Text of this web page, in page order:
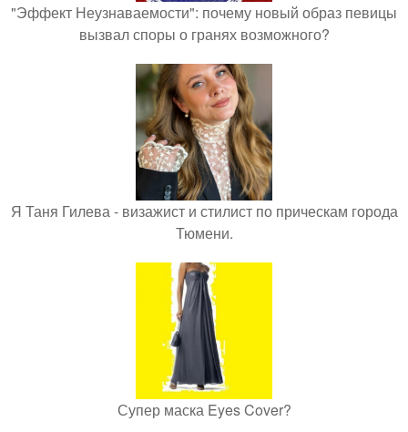
"Эффект Неузнаваемости": почему новый образ певицы
вызвал споры о гранях возможного?
Я Таня Гилева - визажист и стилист по прическам города
Тюмени.
Супер маска Eyes Cover?